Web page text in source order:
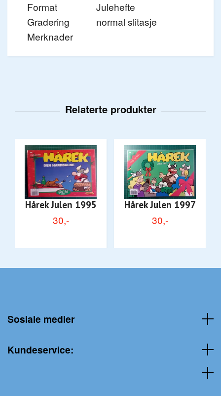
Format
Julehefte
Gradering
normal slitasje
Merknader
Hårek Julen 1995
30,-
Hårek Julen 1997
30,-
Sosiale medier
Kundeservice: